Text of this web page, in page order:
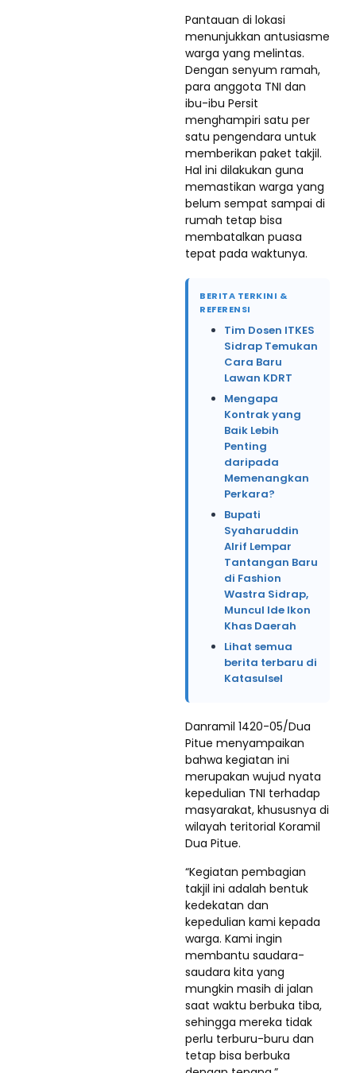
Pantauan di lokasi
menunjukkan antusiasme
warga yang melintas.
Dengan senyum ramah,
para anggota TNI dan
ibu-ibu Persit
menghampiri satu per
satu pengendara untuk
memberikan paket takjil.
Hal ini dilakukan guna
memastikan warga yang
belum sempat sampai di
rumah tetap bisa
membatalkan puasa
tepat pada waktunya.
BERITA TERKINI &
REFERENSI
Tim Dosen ITKES
Sidrap Temukan
Cara Baru
Lawan KDRT
Mengapa
Kontrak yang
Baik Lebih
Penting
daripada
Memenangkan
Perkara?
Bupati
Syaharuddin
Alrif Lempar
Tantangan Baru
di Fashion
Wastra Sidrap,
Muncul Ide Ikon
Khas Daerah
Lihat semua
berita terbaru di
Katasulsel
Danramil 1420-05/Dua
Pitue menyampaikan
bahwa kegiatan ini
merupakan wujud nyata
kepedulian TNI terhadap
masyarakat, khususnya di
wilayah teritorial Koramil
Dua Pitue.
“Kegiatan pembagian
takjil ini adalah bentuk
kedekatan dan
kepedulian kami kepada
warga. Kami ingin
membantu saudara-
saudara kita yang
mungkin masih di jalan
saat waktu berbuka tiba,
sehingga mereka tidak
perlu terburu-buru dan
tetap bisa berbuka